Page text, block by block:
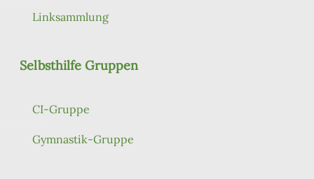
Linksammlung
Selbsthilfe Gruppen
CI-Gruppe
Gymnastik-Gruppe